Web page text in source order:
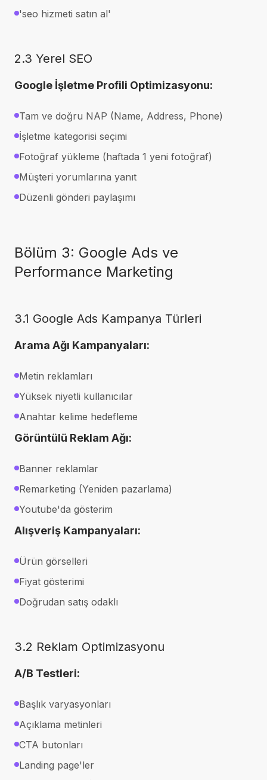
'seo hizmeti satın al'
2.3 Yerel SEO
Google İşletme Profili Optimizasyonu:
Tam ve doğru NAP (Name, Address, Phone)
İşletme kategorisi seçimi
Fotoğraf yükleme (haftada 1 yeni fotoğraf)
Müşteri yorumlarına yanıt
Düzenli gönderi paylaşımı
Bölüm 3: Google Ads ve
Performance Marketing
3.1 Google Ads Kampanya Türleri
Arama Ağı Kampanyaları:
Metin reklamları
Yüksek niyetli kullanıcılar
Anahtar kelime hedefleme
Görüntülü Reklam Ağı:
Banner reklamlar
Remarketing (Yeniden pazarlama)
Youtube'da gösterim
Alışveriş Kampanyaları:
Ürün görselleri
Fiyat gösterimi
Doğrudan satış odaklı
3.2 Reklam Optimizasyonu
A/B Testleri:
Başlık varyasyonları
Açıklama metinleri
CTA butonları
Landing page'ler